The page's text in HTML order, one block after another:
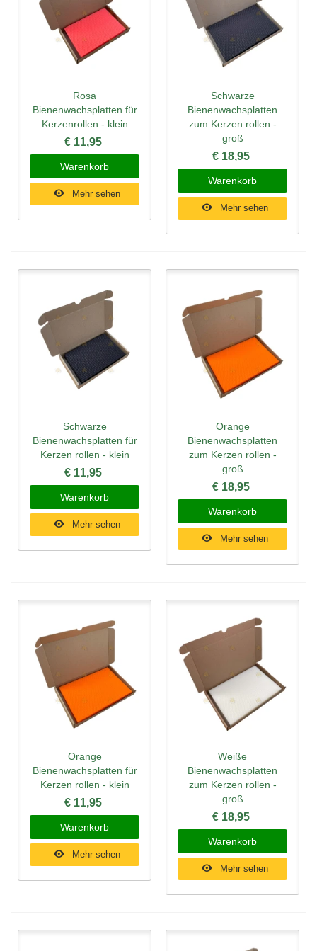
Rosa
Bienenwachsplatten für
Kerzenrollen - klein
€ 11,95
Warenkorb
Mehr sehen
Schwarze
Bienenwachsplatten
zum Kerzen rollen -
groß
€ 18,95
Warenkorb
Mehr sehen
Schwarze
Bienenwachsplatten für
Kerzen rollen - klein
€ 11,95
Warenkorb
Mehr sehen
Orange
Bienenwachsplatten
zum Kerzen rollen -
groß
€ 18,95
Warenkorb
Mehr sehen
Orange
Bienenwachsplatten für
Kerzen rollen - klein
€ 11,95
Warenkorb
Mehr sehen
Weiße
Bienenwachsplatten
zum Kerzen rollen -
groß
€ 18,95
Warenkorb
Mehr sehen